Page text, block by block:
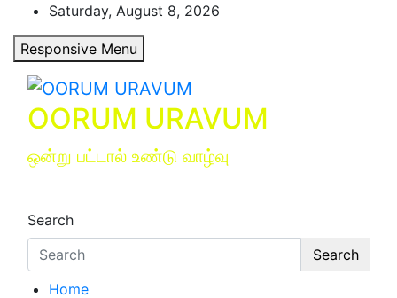
content
Saturday, August 8, 2026
Responsive Menu
OORUM URAVUM
ஒன்று பட்டால் உண்டு வாழ்வு
Search
Search
Home